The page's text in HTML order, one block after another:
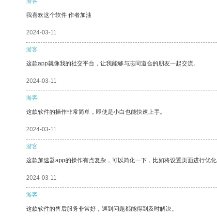
我喜欢这个软件 作者加油
2024-03-11
游客
这款app就像我的社交平台，让我能够与志同道合的朋友一起交流。
2024-03-11
游客
这款软件的操作非常简单，即使是小白也能快速上手。
2024-03-11
游客
这款加速器app的操作有点复杂，可以简化一下，比如将设置页面进行优
2024-03-11
游客
这款软件的售后服务非常好，遇到问题都能得到及时解决。